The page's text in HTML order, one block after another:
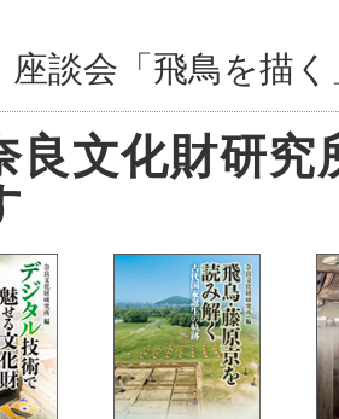
談会「飛鳥を描く
良文化財研